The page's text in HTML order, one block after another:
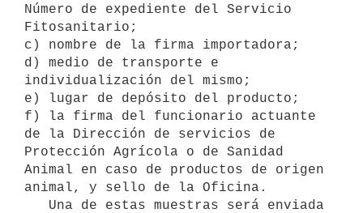
Número de expediente del Servicio
Fitosanitario;
c) nombre de la firma importadora;
d) medio de transporte e
individualización del mismo;
e) lugar de depósito del producto;
f) la firma del funcionario actuante
de la Dirección de servicios de
Protección Agrícola o de Sanidad
Animal en caso de productos de origen
animal, y sello de la Oficina.